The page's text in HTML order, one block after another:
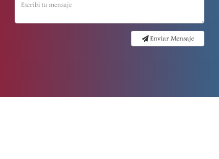
Enviar Mensaje